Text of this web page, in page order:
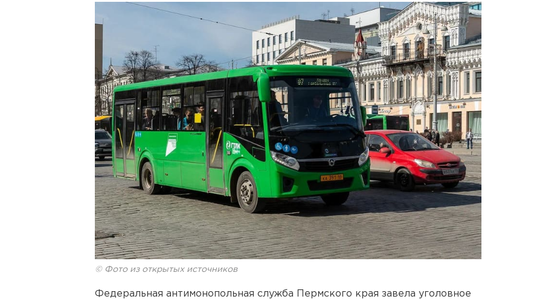
© Фото из открытых источников
Федеральная антимонопольная служба Пермского края завела уголовное